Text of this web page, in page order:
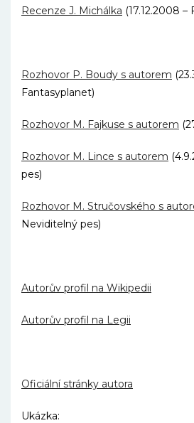
Recenze J. Michálka (17.12.2008
Rozhovor P. Boudy s autorem
Fantasyplanet)
Rozhovor M. Fajkuse s autorem
Rozhovor M. Lince s autorem
pes)
Rozhovor M. Stručovského s
Neviditelný pes)
Autorův profil na Wikipedii
Autorův profil na Legii
Oficiální stránky autora
Ukázka: